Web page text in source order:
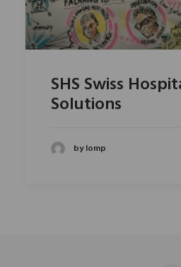
SHS Swiss
Solutions
by lomp